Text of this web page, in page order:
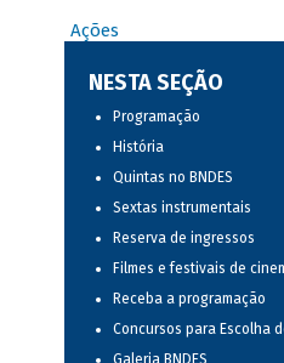
Ações
NESTA SEÇÃO
Programação
História
Quintas no BNDES
Sextas instrumentais
Reserva de ingressos
Filmes e festivais de
Receba a programação
Concursos para Escolha